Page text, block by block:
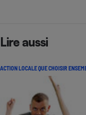
Lire aussi
ACTION LOCALE QUE CHOISIR